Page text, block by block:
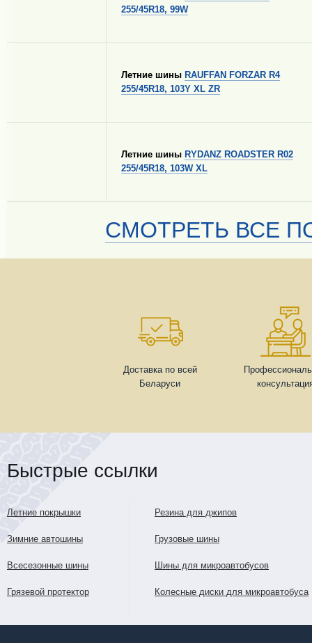
255/45R18, 99W
Летние шины RAUFFAN FORZAR R4
255/45R18, 103Y XL ZR
Летние шины RYDANZ ROADSTER R02
255/45R18, 103W XL
СМОТРЕТЬ ВСЕ
Доставка по всей
Беларуси
Быстрые ссылки
Летние покрышки
Зимние автошины
Всесезонные шины
Грязевой протектор
Резина для джипов
Грузовые шины
Шины для микроавтобусов
Колесные диски для микроавтобуса